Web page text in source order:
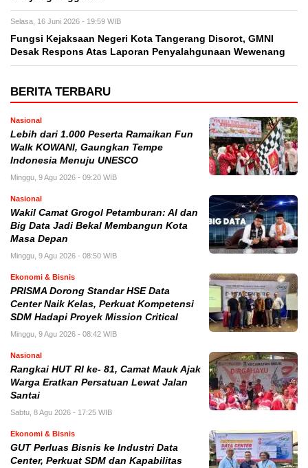
Selasa, 16 Juni 2026 - 19:59 WIB
Fungsi Kejaksaan Negeri Kota Tangerang Disorot, GMNI
Desak Respons Atas Laporan Penyalahgunaan Wewenang
BERITA TERBARU
Nasional
Lebih dari 1.000 Peserta Ramaikan Fun
Walk KOWANI, Gaungkan Tempe
Indonesia Menuju UNESCO
Minggu, 9 Agu 2026 - 09:20 WIB
Nasional
Wakil Camat Grogol Petamburan: AI dan
Big Data Jadi Bekal Membangun Kota
Masa Depan
Minggu, 9 Agu 2026 - 08:50 WIB
Ekonomi & Bisnis
PRISMA Dorong Standar HSE Data
Center Naik Kelas, Perkuat Kompetensi
SDM Hadapi Proyek Mission Critical
Minggu, 9 Agu 2026 - 08:42 WIB
Nasional
Rangkai HUT RI ke- 81, Camat Mauk Ajak
Warga Eratkan Persatuan Lewat Jalan
Santai
Sabtu, 8 Agu 2026 - 17:25 WIB
Ekonomi & Bisnis
GUT Perluas Bisnis ke Industri Data
Center, Perkuat SDM dan Kapabilitas